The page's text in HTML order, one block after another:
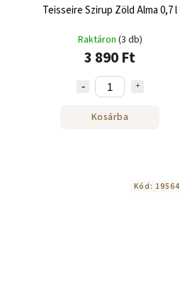
Teisseire Szirup Zöld Alma 0,7 l
Raktáron (3 db)
3 890 Ft
Kosárba
Kód: 19564